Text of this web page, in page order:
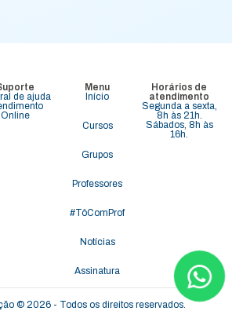
de ajuda
Online
Menu
Início
Cursos
Grupos
Professores
#TôComProf
Notícias
Assinatura
Horários de
atendimento
Segunda a sexta,
8h às 21h.
Sábados, 8h às
16h.
© 2026 - Todos os direitos reservados.